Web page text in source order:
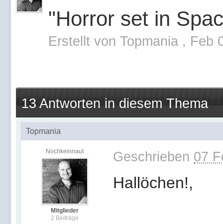
"Horror set in
Erstellt von Topmania , Feb
13 Antworten in diesem Thema
Topmania
Nochkeinnaut
Mitglieder
2 Beiträge
Geschrieben 07
Hallöchen!,